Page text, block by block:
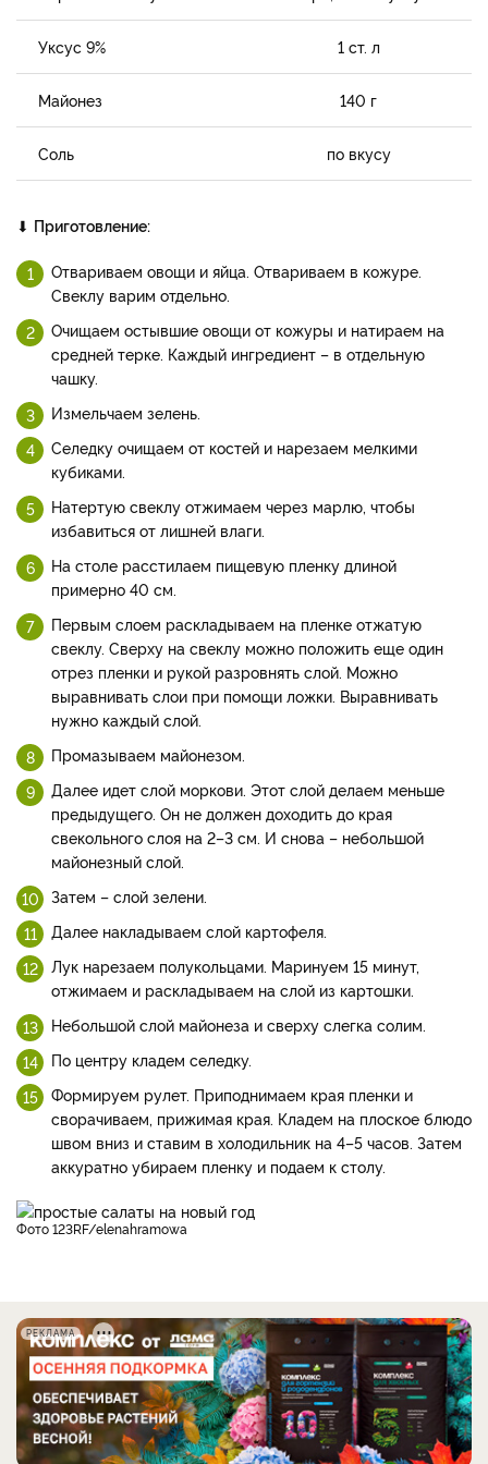
Уксус 9% 1 ст. л
Майонез 140 г
Соль по вкусу
⬇ Приготовление:
Отвариваем овощи и яйца. Отвариваем в кожуре.
Свеклу варим отдельно.
Очищаем остывшие овощи от кожуры и натираем на
средней терке. Каждый ингредиент – в отдельную
чашку.
Измельчаем зелень.
Селедку очищаем от костей и нарезаем мелкими
кубиками.
Натертую свеклу отжимаем через марлю, чтобы
избавиться от лишней влаги.
На столе расстилаем пищевую пленку длиной
примерно 40 см.
Первым слоем раскладываем на пленке отжатую
свеклу. Сверху на свеклу можно положить еще один
отрез пленки и рукой разровнять слой. Можно
выравнивать слои при помощи ложки. Выравнивать
нужно каждый слой.
Промазываем майонезом.
Далее идет слой моркови. Этот слой делаем меньше
предыдущего. Он не должен доходить до края
свекольного слоя на 2–3 см. И снова – небольшой
майонезный слой.
Затем – слой зелени.
Далее накладываем слой картофеля.
Лук нарезаем полукольцами. Маринуем 15 минут,
отжимаем и раскладываем на слой из картошки.
Небольшой слой майонеза и сверху слегка солим.
По центру кладем селедку.
Формируем рулет. Приподнимаем края пленки и
сворачиваем, прижимая края. Кладем на плоское блюдо
швом вниз и ставим в холодильник на 4–5 часов. Затем
аккуратно убираем пленку и подаем к столу.
фото 123RF/elenahramowa
РЕКЛАМА